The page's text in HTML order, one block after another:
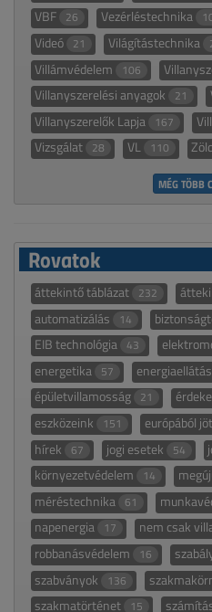
VBF 26 Vezérléstechnika
Videó 21 Világítástechnika
Villámvédelem 106
Villanyszerelési anyagok 21
Villanyszerelők Lapja 167
Vizsgálat 28 VL 110
MÉG TÖBB
Rovatok
áttekintő táblázat 232
automatizálás 14
EIB technológia 43
energetika 57 energiaellátás
épületvillamosság 21
eszközeink 151 európából
hírek 67 jogi esetek 54
környezetvédelem 14
méréstechnika 61
napenergia 17 nem csak
robbanásvédelem 16
szabványok 136
szakmatörténet 15